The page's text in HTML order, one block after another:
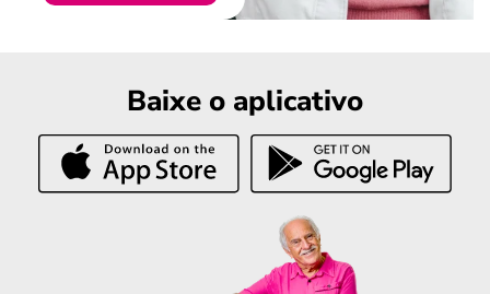
Baixe o aplicativo